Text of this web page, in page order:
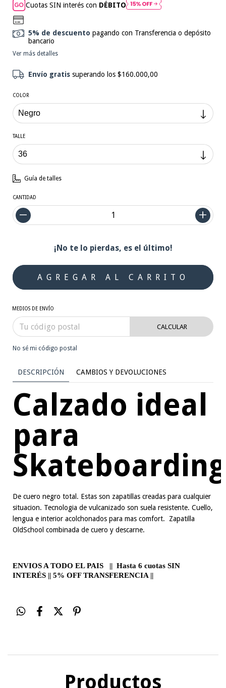
Cuotas SIN interés con DÉBITO
5% de descuento pagando con Transferencia o depósito
bancario
Ver más detalles
Envío gratissuperando los$160.000,00
COLOR
TALLE
Guía de talles
CANTIDAD
¡No te lo pierdas, es el último!
MEDIOS DE ENVÍO
CALCULAR
No sé mi código postal
DESCRIPCIÓN CAMBIOS Y DEVOLUCIONES
Calzado ideal
para
Skateboarding
De cuero negro total. Estas son zapatillas creadas para cualquier
situacion. Tecnologia de vulcanizado son suela resistente. Cuello,
lengua e interior acolchonados para mas comfort. Zapatilla
OldSchool combinada de cuero y descarne.
ENVIOS A TODO EL PAIS || Hasta 6 cuotas SIN
INTERÉS || 5% OFF TRANSFERENCIA ||
Productos